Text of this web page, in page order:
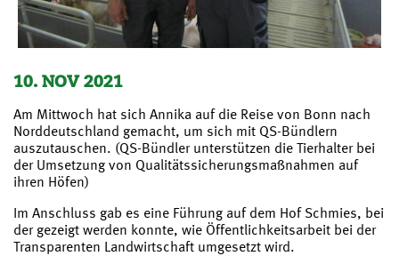
10. NOV 2021
Am Mittwoch hat sich Annika auf die Reise von Bonn nach
Norddeutschland gemacht, um sich mit QS-Bündlern
auszutauschen. (QS-Bündler unterstützen die Tierhalter bei
der Umsetzung von Qualitätssicherungsmaßnahmen auf
ihren Höfen)
Im Anschluss gab es eine Führung auf dem Hof Schmies, bei
der gezeigt werden konnte, wie Öffentlichkeitsarbeit bei der
Transparenten Landwirtschaft umgesetzt wird.